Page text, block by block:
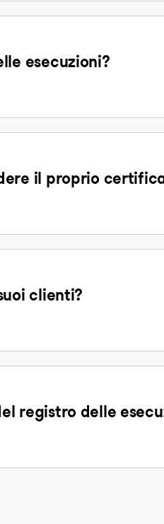
esecuzioni?
il proprio
clienti?
registro delle